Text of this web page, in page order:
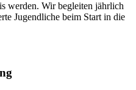
werden. Wir begleiten jährlich
Jugendliche beim Start in die